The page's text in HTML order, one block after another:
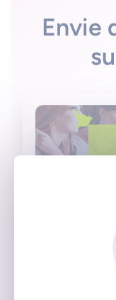
Envie